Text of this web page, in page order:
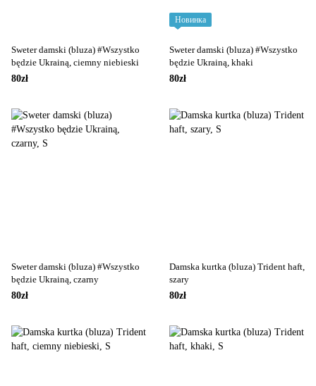
Sweter damski (bluza) #Wszystko
będzie Ukrainą, ciemny niebieski
80zł
Новинка
Sweter damski (bluza) #Wszystko
będzie Ukrainą, khaki
80zł
Sweter damski (bluza) #Wszystko
będzie Ukrainą, czarny
80zł
Damska kurtka (bluza) Trident haft,
szary
80zł